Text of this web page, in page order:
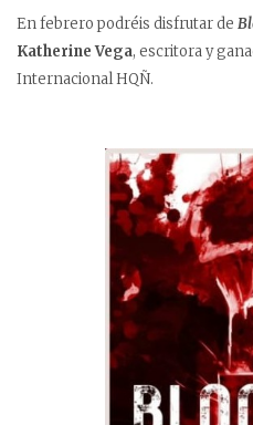
En febrero podréis disfrutar de
Katherine Vega, escritora y
Internacional HQÑ.